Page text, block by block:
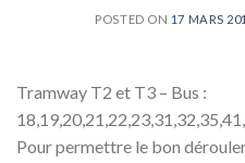
POSTED ON 17 MARS
Tramway T2 et T3 – Bus :
Pour permettre le bon